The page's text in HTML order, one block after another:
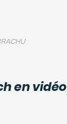
en vidéo